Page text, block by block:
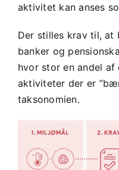
aktivitet kan anses
Der stilles krav til, at
banker og
hvor stor en andel af
aktiviteter der er
taksonomien.